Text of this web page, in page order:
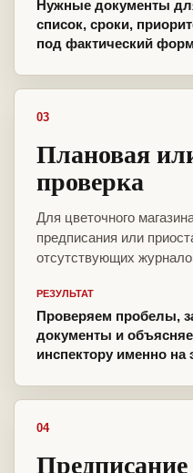
Нужные документы
список, сроки,
под фактический
03
Плановая
проверка
Для цветочного
предписания или
отсутствующих
РЕЗУЛЬТАТ
Проверяем пробелы,
документы и
инспектору именно на
04